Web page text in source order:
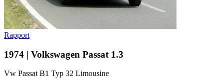
Rapport
1974 | Volkswagen Passat 1.3
Vw Passat B1 Typ 32 Limousine